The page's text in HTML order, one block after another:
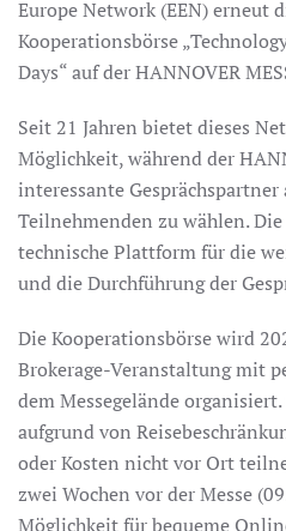
Europe Network (EEN) erneut
Kooperationsbörse
Days“ auf der HANNOVER
Seit 21 Jahren bietet dieses
Möglichkeit, während der
interessante Gesprächspartner
Teilnehmenden zu wählen.
technische Plattform für die
und die Durchführung der
Die Kooperationsbörse wird
Brokerage-Veranstaltung mit
dem Messegelände
aufgrund von
oder Kosten nicht vor Ort
zwei Wochen vor der Messe
Möglichkeit für bequeme